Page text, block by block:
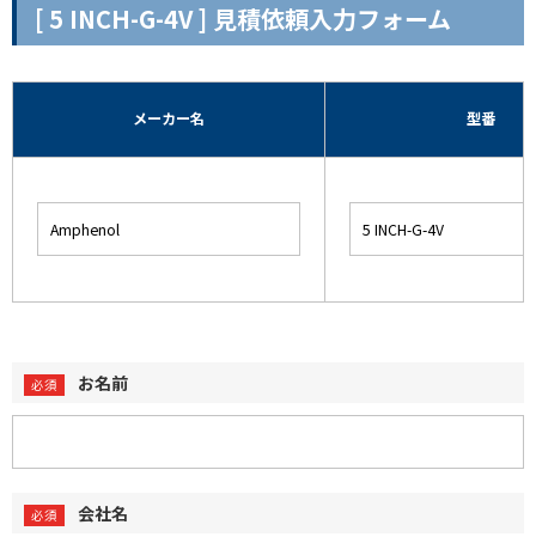
[ 5 INCH-G-4V ] 見積依頼入力フォーム
メーカー名 型番
お名前
会社名